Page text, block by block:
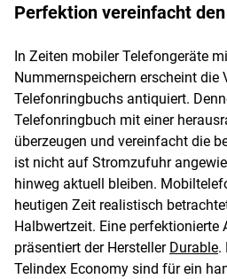
Perfektion vereinfacht
In Zeiten mobiler Telefongeräte
Nummernspeichern erscheint die
Telefonringbuchs antiquiert.
Telefonringbuch mit einer
überzeugen und vereinfacht die
ist nicht auf Stromzufuhr
hinweg aktuell bleiben.
heutigen Zeit realistisch
Halbwertzeit. Eine perfektionierte
präsentiert der Hersteller Durable.
Telindex Economy sind für ein